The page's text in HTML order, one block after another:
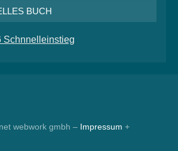
BUCH
webwork gmbh – Impressum +